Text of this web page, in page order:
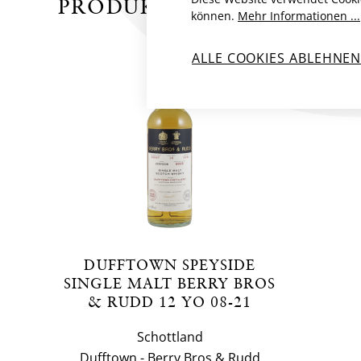
PRODUKTE VON
DUFFTOWN SPEYSIDE
SINGLE MALT BERRY BROS
& RUDD 12 YO 08-21
Schottland
können. Mehr Informationen ...
ALLE COOKIES ABLEHNEN